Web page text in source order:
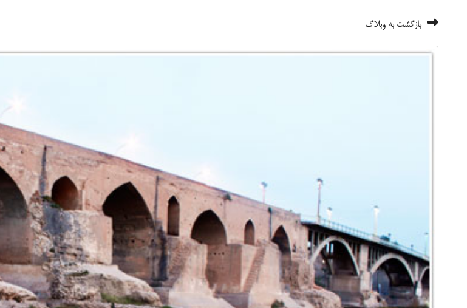
بازگشت به وبلاگ